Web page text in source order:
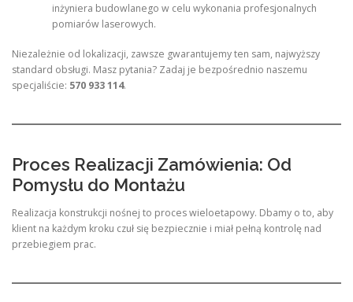
inżyniera budowlanego w celu wykonania profesjonalnych
pomiarów laserowych.
Niezależnie od lokalizacji, zawsze gwarantujemy ten sam, najwyższy
standard obsługi. Masz pytania? Zadaj je bezpośrednio naszemu
specjaliście: 570 933 114.
Proces Realizacji Zamówienia: Od
Pomysłu do Montażu
Realizacja konstrukcji nośnej to proces wieloetapowy. Dbamy o to, aby
klient na każdym kroku czuł się bezpiecznie i miał pełną kontrolę nad
przebiegiem prac.